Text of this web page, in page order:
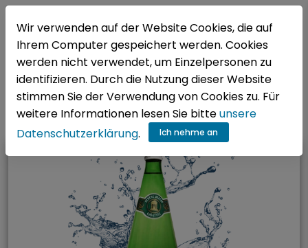
DE
Főoldal/Vizeink/Kategóriák
Emésztés
Wir verwenden auf der Website Cookies, die auf
Ihrem Computer gespeichert werden. Cookies
werden nicht verwendet, um Einzelpersonen zu
identifizieren. Durch die Nutzung dieser Website
stimmen Sie der Verwendung von Cookies zu. Für
weitere Informationen lesen Sie bitteunsere
Datenschutzerklärung. Ich nehme an